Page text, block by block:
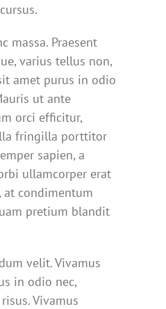
massa. Praesent
varius tellus non,
amet purus in odio
ut ante
orci efficitur,
fringilla porttitor
sapien, a
ullamcorper erat
at condimentum
pretium blandit
velit. Vivamus
in odio nec,
Vivamus